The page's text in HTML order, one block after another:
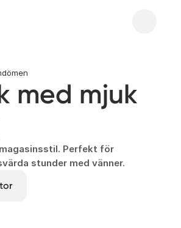
med mjuk
Perfekt för
stunder med vänner.